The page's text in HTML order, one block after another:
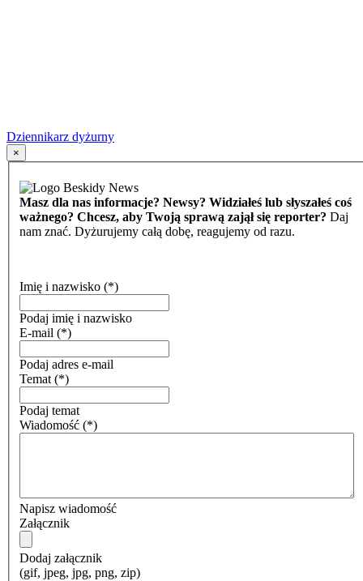
Dziennikarz dyżurny
×
Masz dla nas informacje? Newsy? Widziałeś lub słyszałeś coś
ważnego? Chcesz, aby Twoją sprawą zajął się reporter? Daj
nam znać. Dyżurujemy całą dobę, reagujemy od razu.
Imię i nazwisko (*)
Podaj imię i nazwisko
E-mail (*)
Podaj adres e-mail
Temat (*)
Podaj temat
Wiadomość (*)
Napisz wiadomość
Załącznik
Dodaj załącznik
(gif, jpeg, jpg, png, zip)